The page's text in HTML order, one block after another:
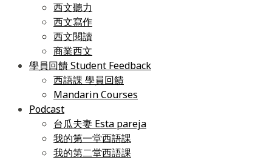
西文聽力
西文寫作
西文閱讀
商業西文
學員回饋 Student Feedback
西語課 學員回饋
Mandarin Courses
Podcast
台瓜夫妻 Esta pareja
我的第一堂西語課
我的第二堂西語課